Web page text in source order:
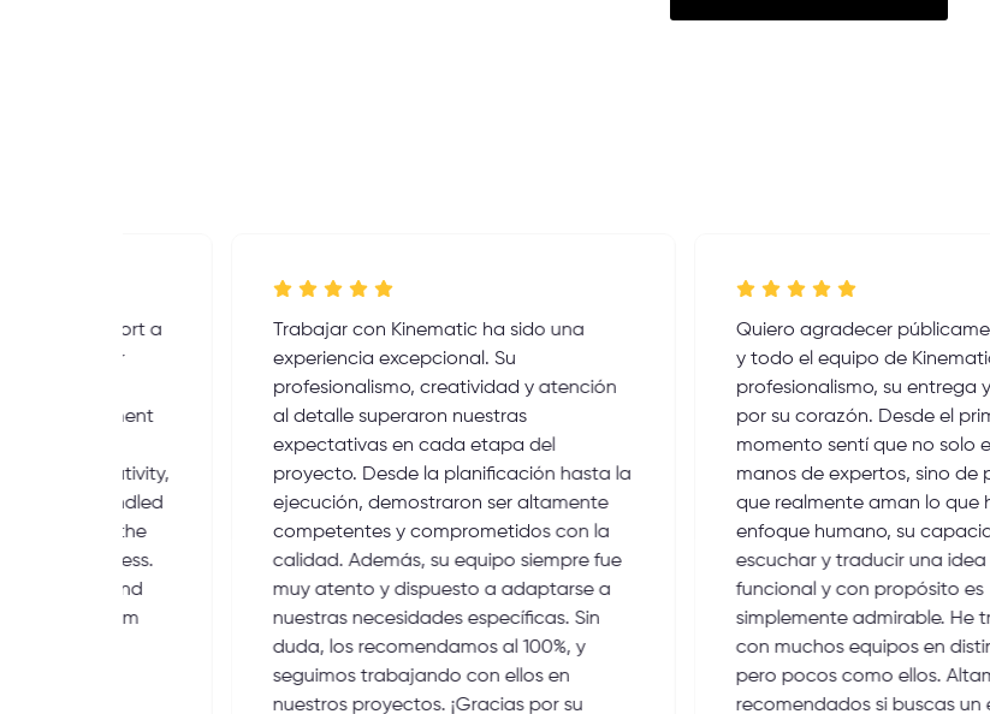
Trabajar con Kinematic ha sido una
experiencia excepcional. Su
profesionalismo, creatividad y atención
al detalle superaron nuestras
expectativas en cada etapa del
proyecto. Desde la planificación hasta la
ejecución, demostraron ser altamente
competentes y comprometidos con la
calidad. Además, su equipo siempre fue
muy atento y dispuesto a adaptarse a
nuestras necesidades específicas. Sin
duda, los recomendamos al 100%, y
seguimos trabajando con ellos en
nuestros proyectos. ¡Gracias por su
Quiero agradecer públicamente a Daniel
y todo el equipo de Kinematics por su
profesionalismo, su entrega y sobre todo,
por su corazón. Desde el primer
momento sentí que no solo estaba en
manos de expertos, sino de personas
que realmente aman lo que hacen. Su
enfoque humano, su capacidad para
escuchar y traducir una idea en algo
funcional y con propósito es
simplemente admirable. He trabajado
con muchos equipos en distintas áreas…
pero pocos como ellos. Altamente
recomendados si buscas un equipo que